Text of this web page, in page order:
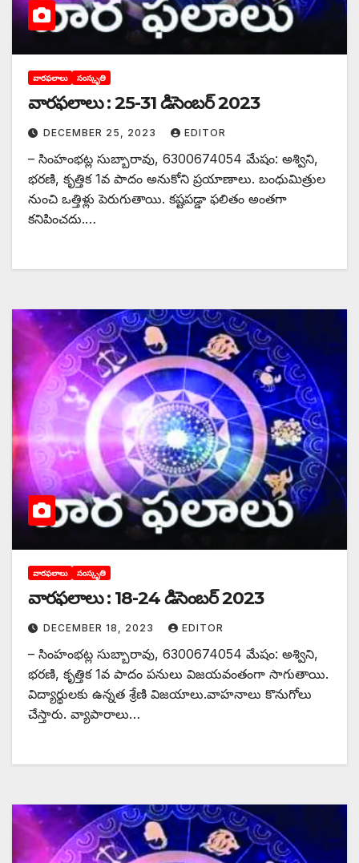
వారఫలాలు సంస్కృతి
వారఫలాలు : 25-31 డిసెంబర్ 2023
DECEMBER 25, 2023 EDITOR
– సింహంభట్ల సుబ్బారావు, 6300674054 మేషం: అశ్విని,
భరణి, కృత్తిక 1వ పాదం అనుకోని ప్రయాణాలు. బంధుమిత్రుల
నుంచి ఒత్తిళ్లు పెరుగుతాయి. కష్టపడ్డా ఫలితం అంతగా
కనిపించదు.…
వారఫలాలు సంస్కృతి
వారఫలాలు : 18-24 డిసెంబర్ 2023
DECEMBER 18, 2023 EDITOR
– సింహంభట్ల సుబ్బారావు, 6300674054 మేషం: అశ్విని,
భరణి, కృత్తిక 1వ పాదం పనులు విజయవంతంగా సాగుతాయి.
విద్యార్థులకు ఉన్నత శ్రేణి విజయాలు.వాహనాలు కొనుగోలు
చేస్తారు. వ్యాపారాలు…